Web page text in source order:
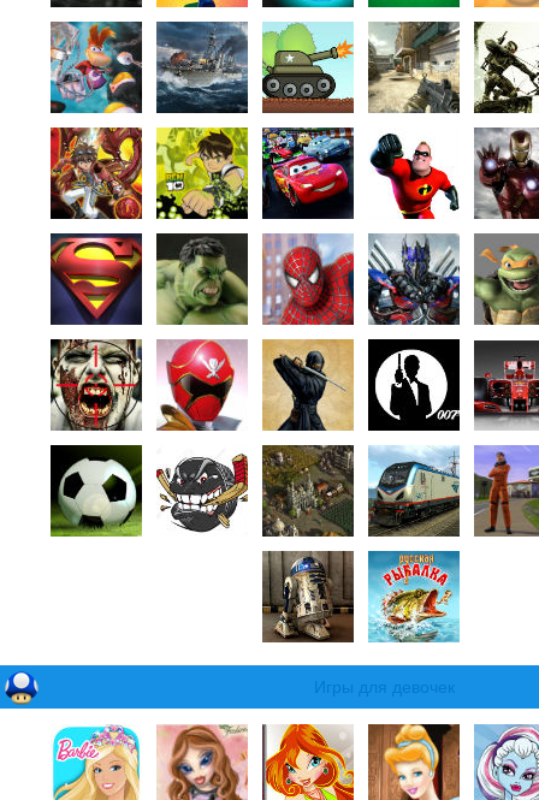
Игры для девочек